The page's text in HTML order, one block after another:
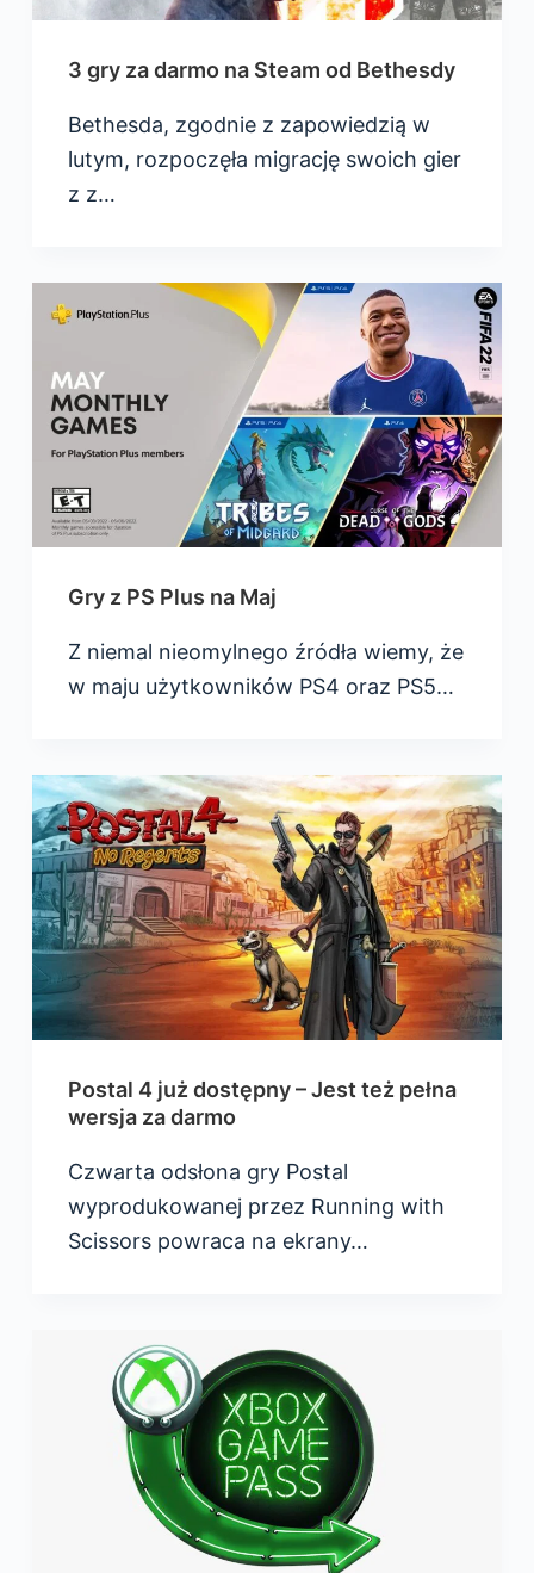
3 gry za darmo na Steam od Bethesdy
Bethesda, zgodnie z zapowiedzią w
lutym, rozpoczęła migrację swoich gier
z z…
Gry z PS Plus na Maj
Z niemal nieomylnego źródła wiemy, że
w maju użytkowników PS4 oraz PS5…
Postal 4 już dostępny – Jest też pełna
wersja za darmo
Czwarta odsłona gry Postal
wyprodukowanej przez Running with
Scissors powraca na ekrany…